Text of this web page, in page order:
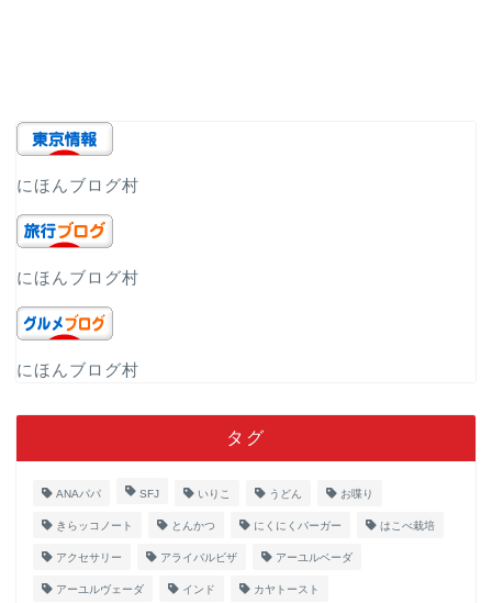
にほんブログ村
にほんブログ村
にほんブログ村
タグ
ANAパパ SFJ いりこ うどん お喋り
きらッコノート とんかつ にくにくバーガー はこべ栽培
アクセサリー アライバルビザ アーユルベーダ
アーユルヴェーダ インド カヤトースト